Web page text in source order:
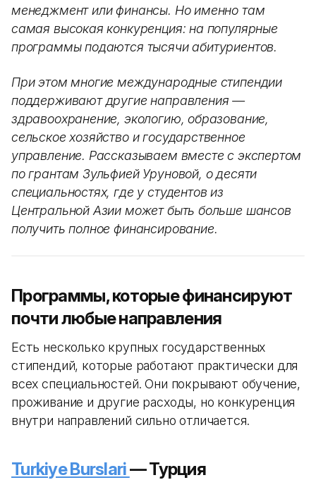
менеджмент или финансы. Но именно там
самая высокая конкуренция: на популярные
программы подаются тысячи абитуриентов.
При этом многие международные стипендии
поддерживают другие направления —
здравоохранение, экологию, образование,
сельское хозяйство и государственное
управление. Рассказываем вместе с экспертом
по грантам Зульфией Уруновой, о десяти
специальностях, где у студентов из
Центральной Азии может быть больше шансов
получить полное финансирование.
Программы, которые финансируют
почти любые направления
Есть несколько крупных государственных
стипендий, которые работают практически для
всех специальностей. Они покрывают обучение,
проживание и другие расходы, но конкуренция
внутри направлений сильно отличается.
Turkiye Burslari— Турция